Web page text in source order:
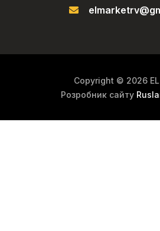
Copyright © 2026
Розробник сайту